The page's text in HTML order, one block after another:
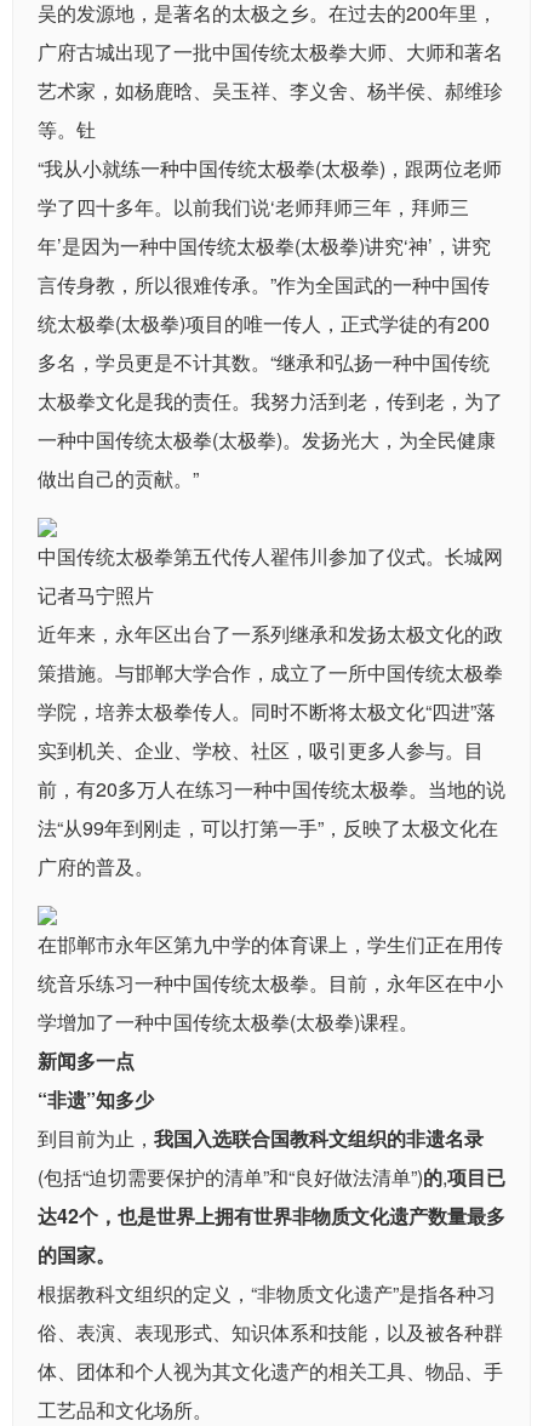
吴的发源地，是著名的太极之乡。在过去的200年里，
广府古城出现了一批中国传统太极拳大师、大师和著名
艺术家，如杨鹿晗、吴玉祥、李义舍、杨半侯、郝维珍
等。钍
“我从小就练一种中国传统太极拳(太极拳)，跟两位老师
学了四十多年。以前我们说‘老师拜师三年，拜师三
年’是因为一种中国传统太极拳(太极拳)讲究‘神’，讲究
言传身教，所以很难传承。”作为全国武的一种中国传
统太极拳(太极拳)项目的唯一传人，正式学徒的有200
多名，学员更是不计其数。“继承和弘扬一种中国传统
太极拳文化是我的责任。我努力活到老，传到老，为了
一种中国传统太极拳(太极拳)。发扬光大，为全民健康
做出自己的贡献。”
中国传统太极拳第五代传人翟伟川参加了仪式。长城网
记者马宁照片
近年来，永年区出台了一系列继承和发扬太极文化的政
策措施。与邯郸大学合作，成立了一所中国传统太极拳
学院，培养太极拳传人。同时不断将太极文化“四进”落
实到机关、企业、学校、社区，吸引更多人参与。目
前，有20多万人在练习一种中国传统太极拳。当地的说
法“从99年到刚走，可以打第一手”，反映了太极文化在
广府的普及。
在邯郸市永年区第九中学的体育课上，学生们正在用传
统音乐练习一种中国传统太极拳。目前，永年区在中小
学增加了一种中国传统太极拳(太极拳)课程。
新闻多一点
“非遗”知多少
到目前为止， 我国入选联合国教科文组织的非遗名录
(包括“迫切需要保护的清单”和“良好做法清单”)的,项目已
达42个，也是世界上拥有世界非物质文化遗产数量最多
的国家。
根据教科文组织的定义，“非物质文化遗产”是指各种习
俗、表演、表现形式、知识体系和技能，以及被各种群
体、团体和个人视为其文化遗产的相关工具、物品、手
工艺品和文化场所。